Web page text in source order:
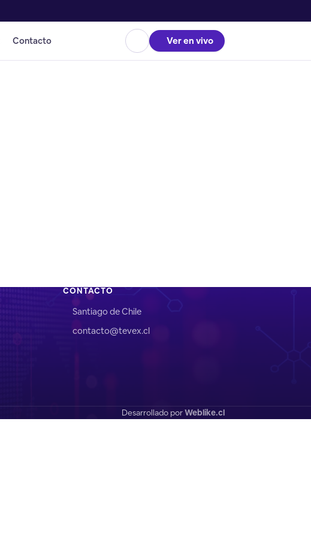
Contacto Ver en vivo
CONTACTO
Santiago de Chile
contacto@tevex.cl
Desarrollado porWeblike.cl